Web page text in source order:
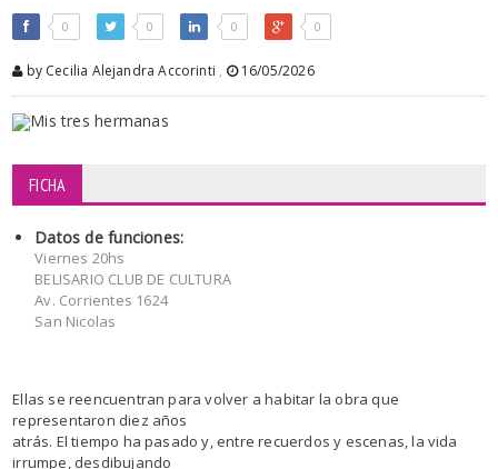
0 0 0 0
by Cecilia Alejandra Accorinti , 16/05/2026
FICHA
Datos de funciones:
Viernes 20hs
BELISARIO CLUB DE CULTURA
Av. Corrientes 1624
San Nicolas
Ellas se reencuentran para volver a habitar la obra que
representaron diez años
atrás. El tiempo ha pasado y, entre recuerdos y escenas, la vida
irrumpe, desdibujando